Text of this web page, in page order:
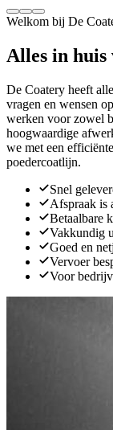
Welkom bij De
Alles in
De Coatery heeft
vragen en wensen
werken voor zowel
hoogwaardige
we met een
poedercoatlijn.
Snel
Afspraak is
Betaalbare
Vakkundig
Goed en
Vervoer
Voor